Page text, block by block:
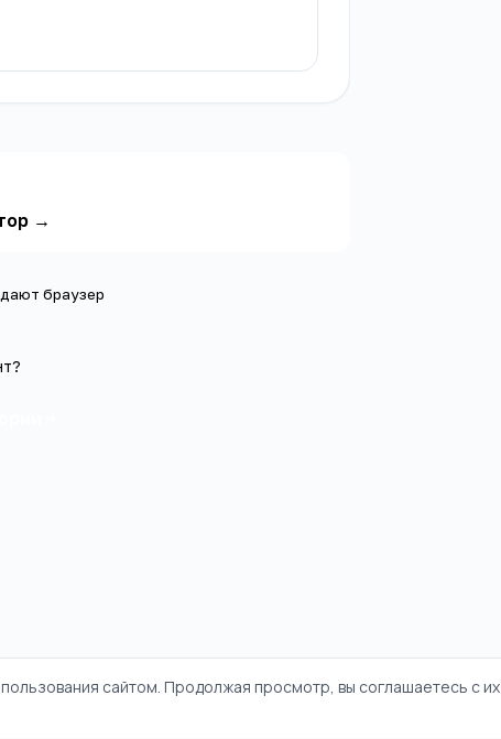
→
браузер
сайтом. Продолжая просмотр, вы соглашаетесь с их